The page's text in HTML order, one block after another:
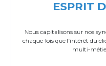
ESPRIT
Nous capitalisons sur nos
chaque fois que l’intérêt du
multi-